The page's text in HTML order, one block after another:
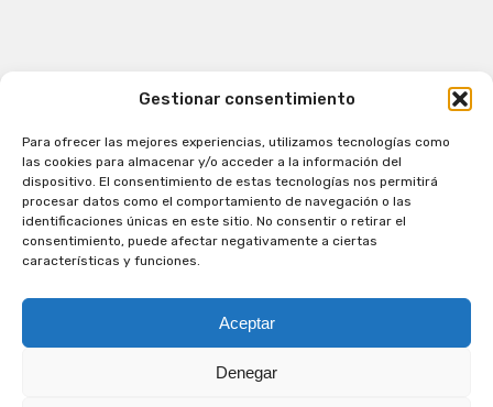
Gestionar consentimiento
Para ofrecer las mejores experiencias, utilizamos tecnologías como
las cookies para almacenar y/o acceder a la información del
dispositivo. El consentimiento de estas tecnologías nos permitirá
procesar datos como el comportamiento de navegación o las
identificaciones únicas en este sitio. No consentir o retirar el
consentimiento, puede afectar negativamente a ciertas
características y funciones.
Aceptar
Denegar
Patagual Radio Digital 2026 - Todos los derechos
reservados
la Radio de Verdad
Cobertura
Programación
Escríbenos